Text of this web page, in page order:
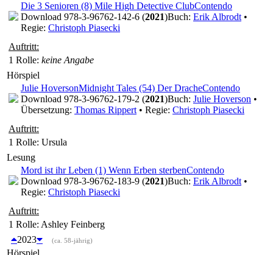
Die 3 Senioren (8) Mile High Detective ClubContendo
Download 978-3-96762-142-6 (2021)Buch: Erik Albrodt •
Regie: Christoph Piasecki
Auftritt:
1 Rolle: keine Angabe
Hörspiel
Julie HoversonMidnight Tales (54) Der DracheContendo
Download 978-3-96762-179-2 (2021)Buch: Julie Hoverson •
Übersetzung: Thomas Rippert • Regie: Christoph Piasecki
Auftritt:
1 Rolle: Ursula
Lesung
Mord ist ihr Leben (1) Wenn Erben sterbenContendo
Download 978-3-96762-183-9 (2021)Buch: Erik Albrodt •
Regie: Christoph Piasecki
Auftritt:
1 Rolle: Ashley Feinberg
2023
(ca. 58-jährig)
Hörspiel